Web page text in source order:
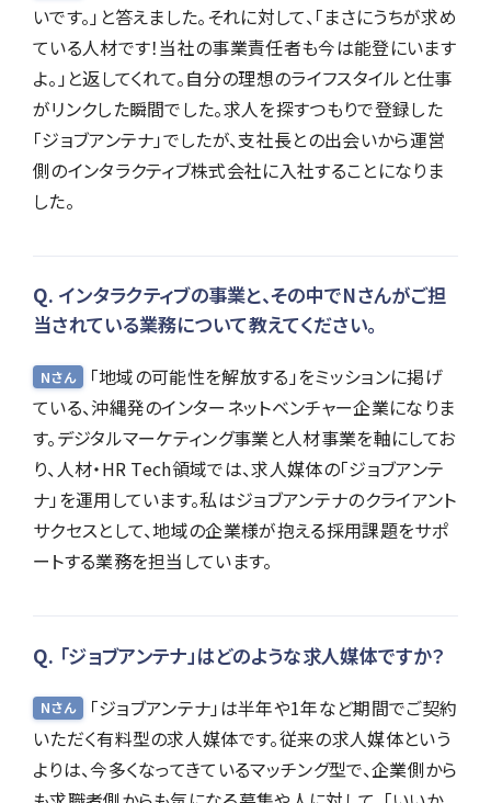
いです。」と答えました。それに対して、「まさにうちが求め
ている人材です！当社の事業責任者も今は能登にいます
よ。」と返してくれて。自分の理想のライフスタイルと仕事
がリンクした瞬間でした。求人を探すつもりで登録した
「ジョブアンテナ」でしたが、支社長との出会いから運営
側のインタラクティブ株式会社に入社することになりま
した。
インタラクティブの事業と、その中でNさんがご担
当されている業務について教えてください。
Nさん
「地域の可能性を解放する」をミッションに掲げ
ている、沖縄発のインターネットベンチャー企業になりま
す。デジタルマーケティング事業と人材事業を軸にしてお
り、人材・HR Tech領域では、求人媒体の「ジョブアンテ
ナ」を運用しています。私はジョブアンテナのクライアント
サクセスとして、地域の企業様が抱える採用課題をサポ
ートする業務を担当しています。
「ジョブアンテナ」はどのような求人媒体ですか？
Nさん
「ジョブアンテナ」は半年や1年など期間でご契約
いただく有料型の求人媒体です。従来の求人媒体という
よりは、今多くなってきているマッチング型で、企業側から